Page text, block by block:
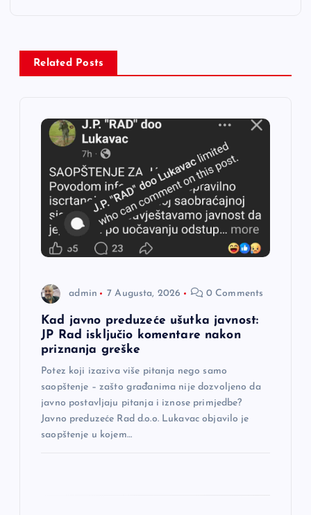
c
Related Posts
admin 7 Augusta, 2026 0 Comments
Kad javno preduzeće ušutka javnost:
JP Rad isključio komentare nakon
priznanja greške
Potez koji izaziva više pitanja nego samo
saopštenje – zašto građanima nije dozvoljeno da
javno postavljaju pitanja i iznose primjedbe?
Javno preduzeće Rad d.o.o. Lukavac objavilo je
saopštenje u kojem…